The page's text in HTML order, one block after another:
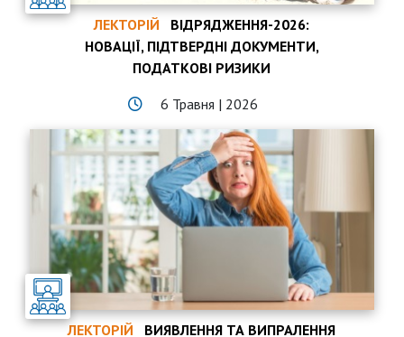
ЛЕКТОРІЙ ВІДРЯДЖЕННЯ-2026:
НОВАЦІЇ, ПІДТВЕРДНІ ДОКУМЕНТИ,
ПОДАТКОВІ РИЗИКИ
6 Травня | 2026
ЛЕКТОРІЙ ВИЯВЛЕННЯ ТА ВИПРАЛЕННЯ